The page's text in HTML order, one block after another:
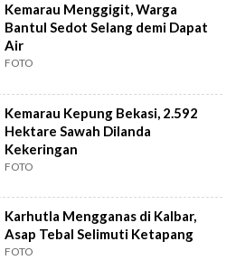
Kemarau Menggigit, Warga
Bantul Sedot Selang demi Dapat
Air
FOTO
Kemarau Kepung Bekasi, 2.592
Hektare Sawah Dilanda
Kekeringan
FOTO
Karhutla Mengganas di Kalbar,
Asap Tebal Selimuti Ketapang
FOTO